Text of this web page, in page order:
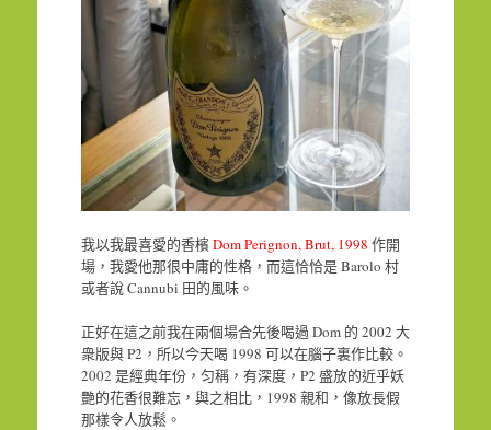
我以我最喜愛的香檳 Dom Perignon, Brut, 1998 作開
場，我愛他那很中庸的性格，而這恰恰是 Barolo 村
或者說 Cannubi 田的風味。
正好在這之前我在兩個場合先後喝過 Dom 的 2002 大
衆版與 P2，所以今天喝 1998 可以在腦子裏作比較。
2002 是經典年份，匀稱，有深度，P2 盛放的近乎妖
艷的花香很難忘，與之相比，1998 親和，像放長假
那樣令人放鬆。